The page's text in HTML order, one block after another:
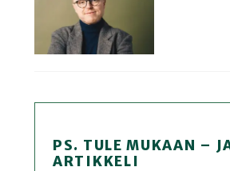
PS. TULE MUKAAN –
ARTIKKELI